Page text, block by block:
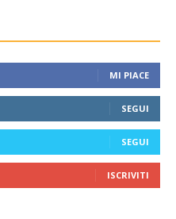
MI PIACE
SEGUI
SEGUI
ISCRIVITI